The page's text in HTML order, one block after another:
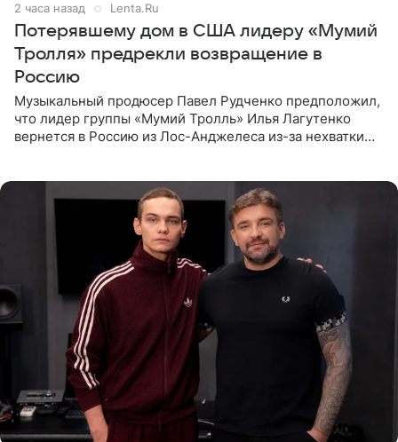
2 часа назад Lenta.Ru
Потерявшему дом в США лидеру «Мумий
Тролля» предрекли возвращение в
Россию
Музыкальный продюсер Павел Рудченко предположил,
что лидер группы «Мумий Тролль» Илья Лагутенко
вернется в Россию из Лос-Анджелеса из-за нехватки